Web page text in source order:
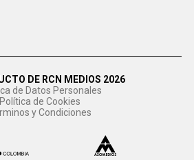
DE RCN MEDIOS 2026
de Datos Personales
Política de Cookies
y Condiciones